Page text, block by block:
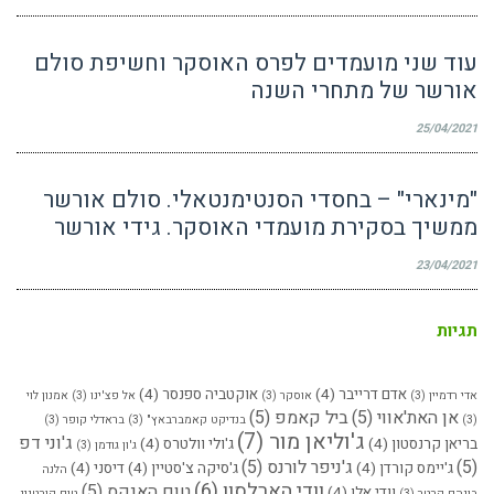
עוד שני מועמדים לפרס האוסקר וחשיפת סולם
אורשר של מתחרי השנה
25/04/2021
"מינארי" – בחסדי הסנטימנטאלי. סולם אורשר
ממשיך בסקירת מועמדי האוסקר. גידי אורשר
23/04/2021
תגיות
אדי רדמיין (3) אדם דרייבר (4) אוסקר (3) אוקטביה ספנסר (4) אל פצ'ינו (3)
אמנון לוי
(3)
אן האת'אווי (5) ביל קאמפ (5) בנדיקט קאמברבאץ" (3) בראדלי קופר (3)
בריאן קרנסטון (4) ג'וליאן מור (7) ג'ולי וולטרס (4) ג'ון גודמן (3)
ג'וני דפ
(5)
ג'יימס קורדן (4) ג'ניפר לורנס (5) ג'סיקה צ'סטיין (4) דיסני (4)
הלנה